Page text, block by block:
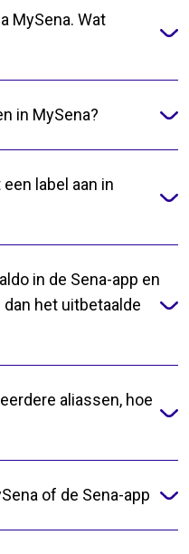
MySena. Wat
in MySena?
label aan in
in de Sena-app en
het uitbetaalde
aliassen, hoe
of de Sena-app